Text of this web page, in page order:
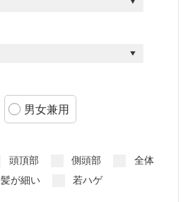
男女兼用
頭頂部 側頭部
全体
髪が細い
若ハゲ